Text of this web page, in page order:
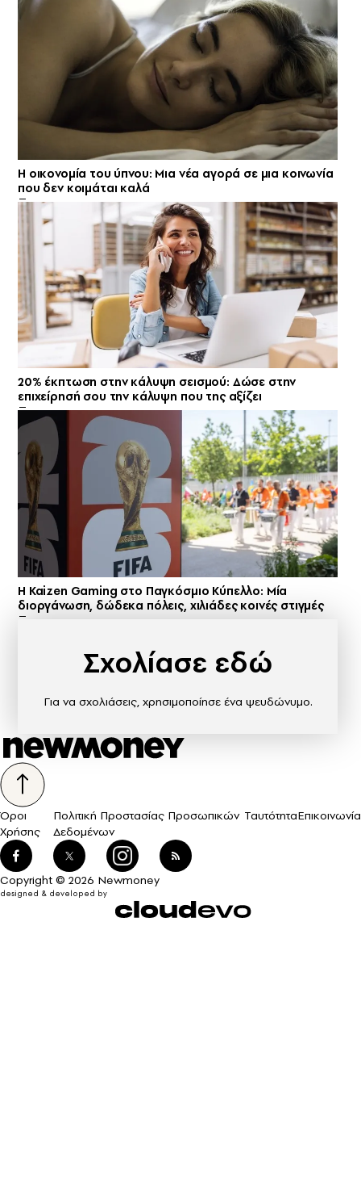
Η οικονομία του ύπνου: Μια νέα αγορά σε μια κοινωνία
που δεν κοιμάται καλά
20% έκπτωση στην κάλυψη σεισμού: Δώσε στην
επιχείρησή σου την κάλυψη που της αξίζει
H Kaizen Gaming στο Παγκόσμιο Kύπελλο: Μία
διοργάνωση, δώδεκα πόλεις, χιλιάδες κοινές στιγμές
Σχολίασε εδώ
Για να σχολιάσεις, χρησιμοποίησε ένα ψευδώνυμο.
Όροι
Χρήσης
Πολιτική Προστασίας Προσωπικών
Δεδομένων
ΤαυτότηταΕπικοινωνία
Copyright © 2026 Newmoney
designed & developed by